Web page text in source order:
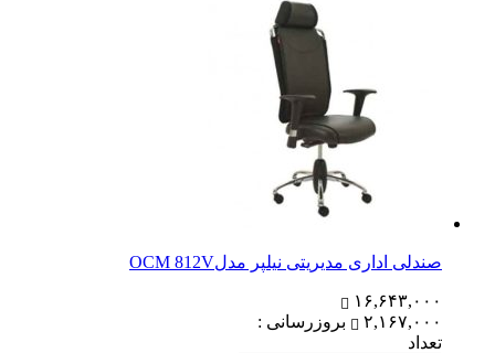
صندلی اداری مدیریتی نیلپر مدلOCM 812V
۱۶,۶۴۳,۰۰۰
۲,۱۶۷,۰۰۰
بروزرسانی :
تعداد